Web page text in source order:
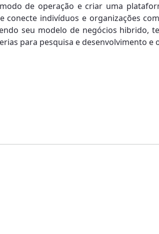
de operação e criar uma
conecte indivíduos e organizações
seu modelo de negócios hibrido,
para pesquisa e desenvolvimento